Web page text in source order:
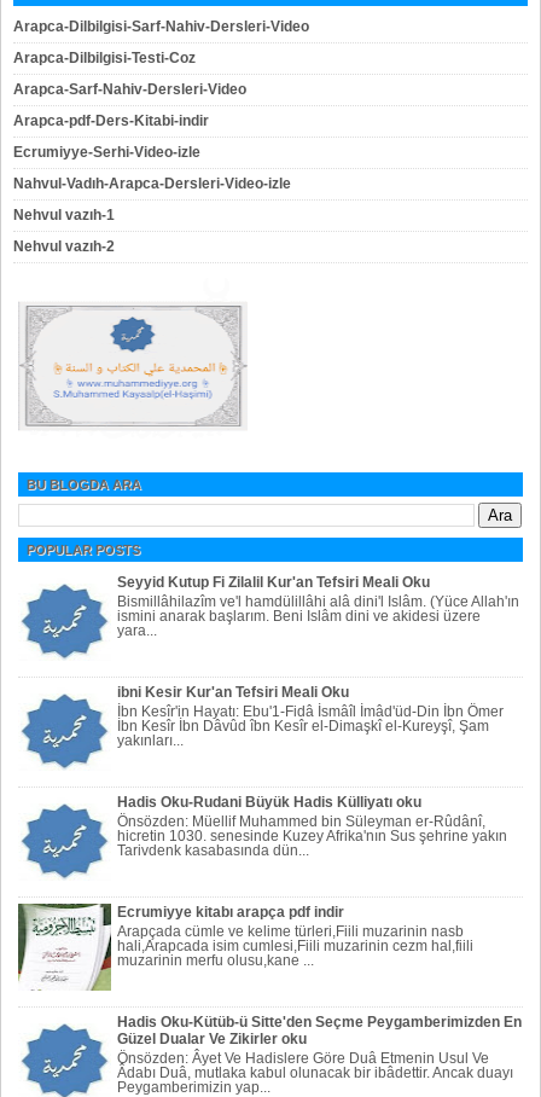
Arapca-Dilbilgisi-Sarf-Nahiv-Dersleri-Video
Arapca-Dilbilgisi-Testi-Coz
Arapca-Sarf-Nahiv-Dersleri-Video
Arapca-pdf-Ders-Kitabi-indir
Ecrumiyye-Serhi-Video-izle
Nahvul-Vadıh-Arapca-Dersleri-Video-izle
Nehvul vazıh-1
Nehvul vazıh-2
BU BLOGDA ARA
POPULAR POSTS
Seyyid Kutup Fi Zilalil Kur'an Tefsiri Meali Oku
Bismillâhilazîm ve'l hamdülillâhi alâ dini'l Islâm. (Yüce Allah'ın
ismini anarak başlarım. Beni Islâm dini ve akidesi üzere
yara...
ibni Kesir Kur'an Tefsiri Meali Oku
İbn Kesîr'in Hayatı: Ebu'1-Fidâ İsmâîl İmâd'üd-Din İbn Ömer
İbn Kesîr İbn Dâvûd îbn Kesîr el-Dimaşkî el-Kureyşî, Şam
yakınları...
Hadis Oku-Rudani Büyük Hadis Külliyatı oku
Önsözden: Müellif Muhammed bin Süleyman er-Rûdânî,
hicretin 1030. senesinde Kuzey Afrika'nın Sus şehrine yakın
Tarivdenk kasabasında dün...
Ecrumiyye kitabı arapça pdf indir
Arapçada cümle ve kelime türleri,Fiili muzarinin nasb
hali,Arapcada isim cumlesi,Fiili muzarinin cezm hal,fiili
muzarinin merfu olusu,kane ...
Hadis Oku-Kütüb-ü Sitte'den Seçme Peygamberimizden En
Güzel Dualar Ve Zikirler oku
Önsözden: Âyet Ve Hadislere Göre Duâ Etmenin Usul Ve
Âdabı Duâ, mutlaka kabul olunacak bir ibâdettir. Ancak duayı
Peygamberi­mizin yap...